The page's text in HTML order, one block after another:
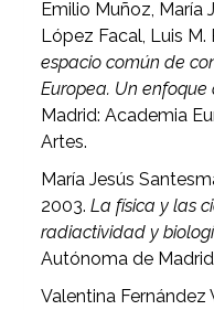
Emilio Muñoz, María
López Facal, Luis
espacio común de
Europea. Un
Madrid: Academia
Artes.
María Jesús
2003.La física y las
radiactividad y
Autónoma de
Valentina Fernández